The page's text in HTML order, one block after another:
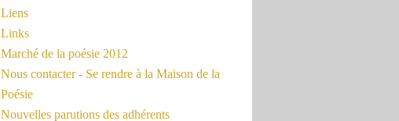
Liens
Links
Marché de la poésie 2012
Nous contacter - Se rendre à la Maison de la
Poésie
Nouvelles parutions des adhérents